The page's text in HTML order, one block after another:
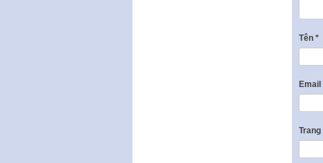
Tên *
Email
Trang